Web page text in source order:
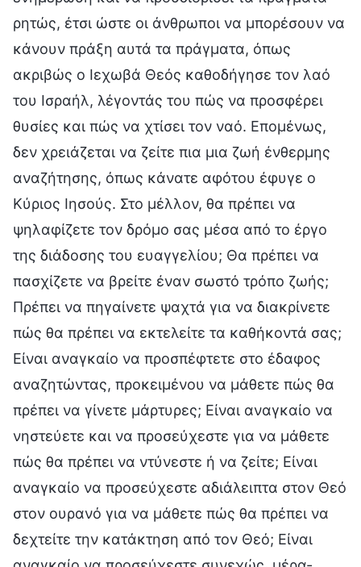
ρητώς, έτσι ώστε οι άνθρωποι να μπορέσουν να
κάνουν πράξη αυτά τα πράγματα, όπως
ακριβώς ο Ιεχωβά Θεός καθοδήγησε τον λαό
του Ισραήλ, λέγοντάς του πώς να προσφέρει
θυσίες και πώς να χτίσει τον ναό. Επομένως,
δεν χρειάζεται να ζείτε πια μια ζωή ένθερμης
αναζήτησης, όπως κάνατε αφότου έφυγε ο
Κύριος Ιησούς. Στο μέλλον, θα πρέπει να
ψηλαφίζετε τον δρόμο σας μέσα από το έργο
της διάδοσης του ευαγγελίου; Θα πρέπει να
πασχίζετε να βρείτε έναν σωστό τρόπο ζωής;
Πρέπει να πηγαίνετε ψαχτά για να διακρίνετε
πώς θα πρέπει να εκτελείτε τα καθήκοντά σας;
Είναι αναγκαίο να προσπέφτετε στο έδαφος
αναζητώντας, προκειμένου να μάθετε πώς θα
πρέπει να γίνετε μάρτυρες; Είναι αναγκαίο να
νηστεύετε και να προσεύχεστε για να μάθετε
πώς θα πρέπει να ντύνεστε ή να ζείτε; Είναι
αναγκαίο να προσεύχεστε αδιάλειπτα στον Θεό
στον ουρανό για να μάθετε πώς θα πρέπει να
δεχτείτε την κατάκτηση από τον Θεό; Είναι